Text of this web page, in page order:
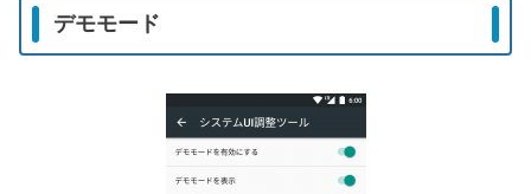
デモモード